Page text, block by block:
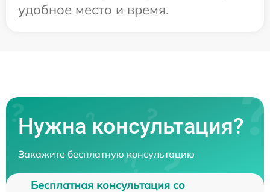
удобное место и время.
Нужна консультация?
Закажите бесплатную консультацию
Бесплатная консультация со